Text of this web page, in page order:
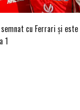
cu Ferrari și este
1